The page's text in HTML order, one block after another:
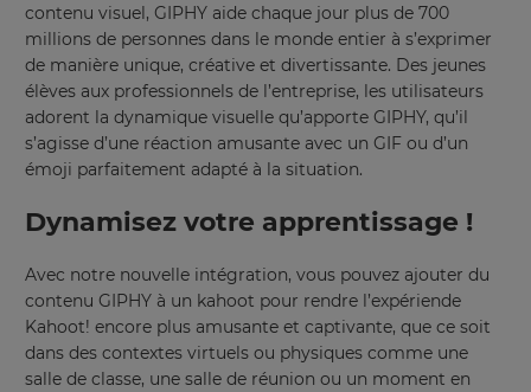
contenu visuel, GIPHY aide chaque jour plus de 700
millions de personnes dans le monde entier à s’exprimer
de manière unique, créative et divertissante. Des jeunes
élèves aux professionnels de l’entreprise, les utilisateurs
adorent la dynamique visuelle qu’apporte GIPHY, qu’il
s’agisse d’une réaction amusante avec un GIF ou d’un
émoji parfaitement adapté à la situation.
Dynamisez votre apprentissage !
Avec notre nouvelle intégration, vous pouvez ajouter du
contenu GIPHY à un kahoot pour rendre l’expériende
Kahoot! encore plus amusante et captivante, que ce soit
dans des contextes virtuels ou physiques comme une
salle de classe, une salle de réunion ou un moment en